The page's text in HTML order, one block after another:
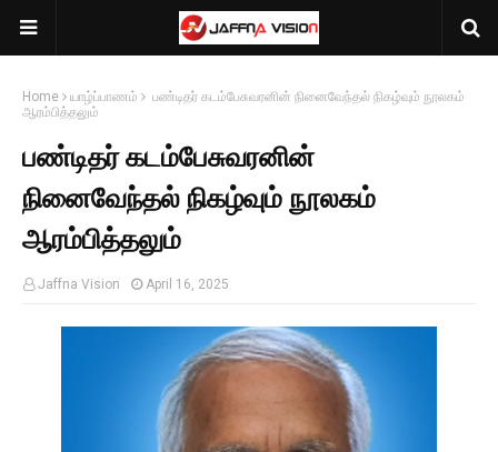
Home யாழ்ப்பாணம்
பண்டிதர் கடம்பேசுவரனின் நினைவேந்தல் நிகழ்வும் நூலகம்
ஆரம்பித்தலும்
பண்டிதர் கடம்பேசுவரனின்
நினைவேந்தல் நிகழ்வும் நூலகம்
ஆரம்பித்தலும்
Jaffna Vision April 16, 2025